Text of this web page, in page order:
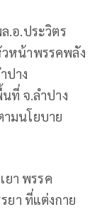
.อ.ประวิตร
หน้าพรรคพลัง
ปาง
ที่ จ.ลำปาง
ามนโยบาย
ยา พรรค
ยา ที่แต่งกาย